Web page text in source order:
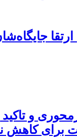
ارتقا
و تاکید
برای کاهش